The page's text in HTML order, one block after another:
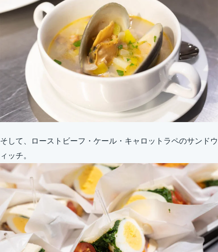
そして、ローストビーフ・ケール・キャロットラペのサンドウ
ィッチ。